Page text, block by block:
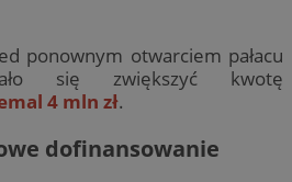
ponownym otwarciem pałacu
się zwiększyć kwotę
4 mln zł.
dofinansowanie